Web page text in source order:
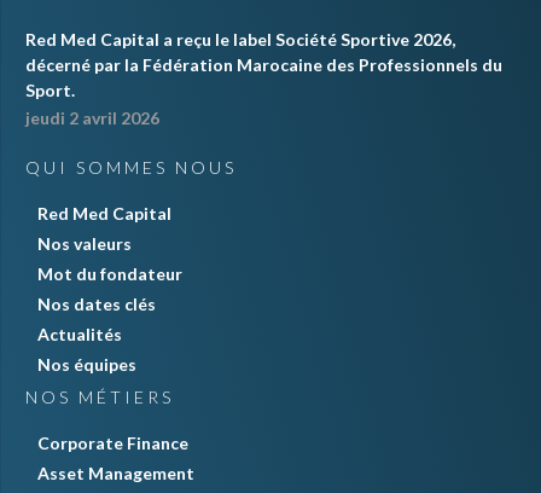
Red Med Capital a reçu le label Société Sportive 2026,
décerné par la Fédération Marocaine des Professionnels du
Sport.
jeudi 2 avril 2026
QUI SOMMES NOUS
Red Med Capital
Nos valeurs
Mot du fondateur
Nos dates clés
Actualités
Nos équipes
NOS MÉTIERS
Corporate Finance
Asset Management